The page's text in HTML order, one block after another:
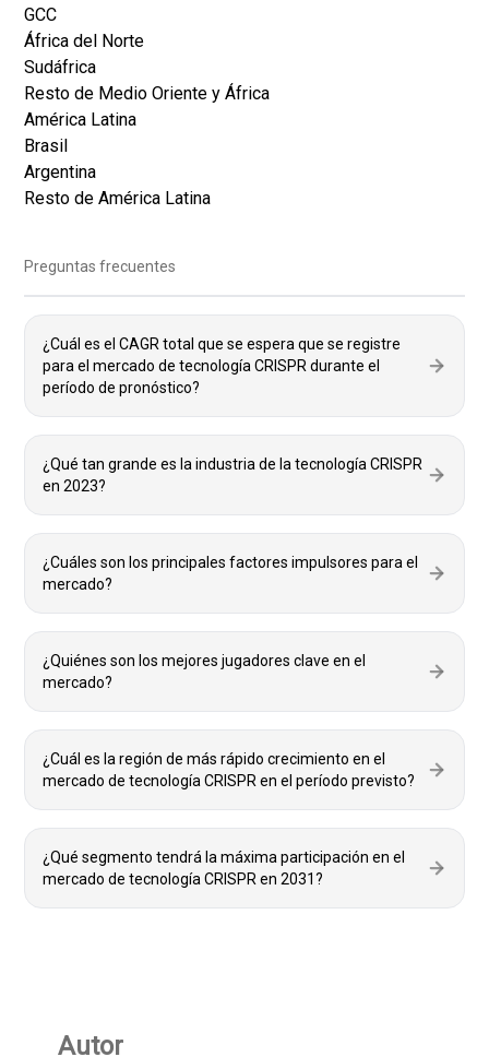
GCC
África del Norte
Sudáfrica
Resto de Medio Oriente y África
América Latina
Brasil
Argentina
Resto de América Latina
Preguntas frecuentes
¿Cuál es el CAGR total que se espera que se registre
para el mercado de tecnología CRISPR durante el
período de pronóstico?
¿Qué tan grande es la industria de la tecnología CRISPR
en 2023?
¿Cuáles son los principales factores impulsores para el
mercado?
¿Quiénes son los mejores jugadores clave en el
mercado?
¿Cuál es la región de más rápido crecimiento en el
mercado de tecnología CRISPR en el período previsto?
¿Qué segmento tendrá la máxima participación en el
mercado de tecnología CRISPR en 2031?
Autor